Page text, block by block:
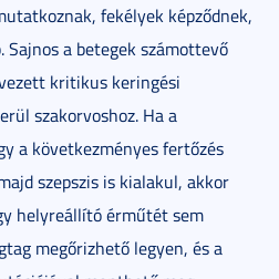
fekélyek képződnek,
Sajnos a betegek számottevő
kritikus keringési
szakorvoshoz. Ha a
a következményes fertőzés
szepszis is kialakul, akkor
helyreállító érműtét sem
megőrizhető legyen, és a